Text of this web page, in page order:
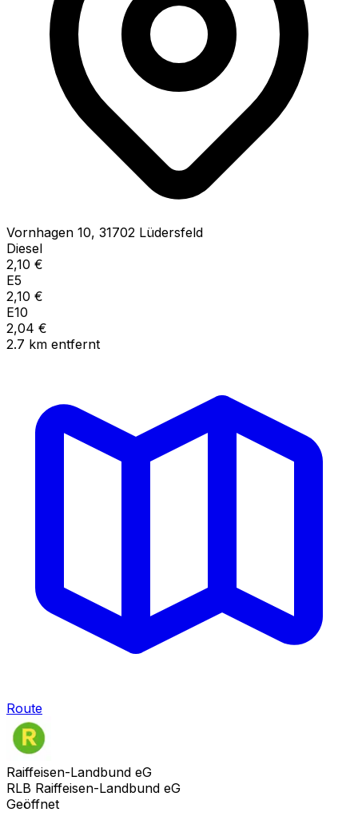
Vornhagen 10, 31702 Lüdersfeld
Diesel
2,10 €
E5
2,10 €
E10
2,04 €
2.7 km entfernt
Route
Raiffeisen-Landbund eG
RLB Raiffeisen-Landbund eG
Geöffnet